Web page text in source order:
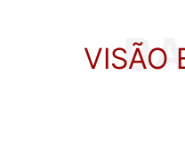
VISÃO